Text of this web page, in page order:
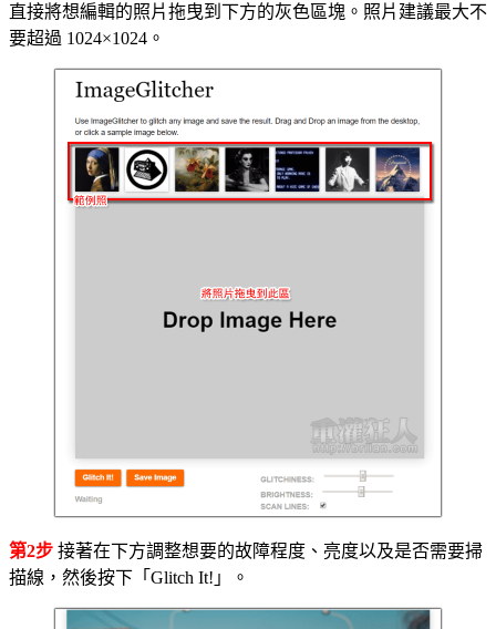
直接將想編輯的照片拖曳到下方的灰色區塊。照片建議最大不
要超過 1024×1024。
第2步 接著在下方調整想要的故障程度、亮度以及是否需要掃
描線，然後按下「Glitch It!」。